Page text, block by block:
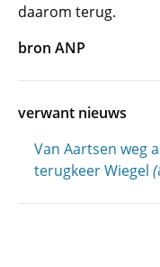
daarom terug.
bron ANP
verwant nieuws
Van Aartsen weg
terugkeer Wiegel